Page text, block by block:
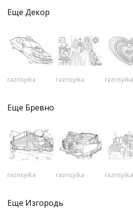
Еще Декор
razrisyika razrisyika razrisyika
Еще Бревно
razrisyika razrisyika razrisyika
Еще Изгородь